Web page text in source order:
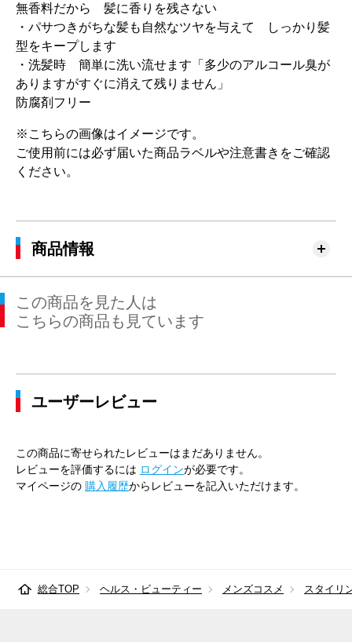
無香料だから 髪に香りを残さない
・パサつきがちな髪も自然なツヤを与えて しっかり髪
型をキープします
・洗髪時 簡単に洗い流せます「多少のアルコール臭が
ありますがすぐに消えて残りません」
防腐剤フリー
※こちらの画像はイメージです。
ご使用前には必ず届いた商品ラベルや注意書きをご確認
ください。
商品情報
この商品を見た人は
こちらの商品も見ています
ユーザーレビュー
この商品に寄せられたレビューはまだありません。
レビューを評価するには ログインが必要です。
マイページの 購入履歴からレビューを記入いただけます。
総合TOP ヘルス・ビューティー メンズコスメ スタイリ